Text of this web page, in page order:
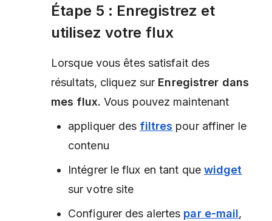
Étape 5 : Enregistrez et
utilisez votre flux
Lorsque vous êtes satisfait des
résultats, cliquez sur Enregistrer dans
mes flux. Vous pouvez maintenant
appliquer des filtres pour affiner le
contenu
Intégrer le flux en tant que widget
sur votre site
Configurer des alertes par e-mail,